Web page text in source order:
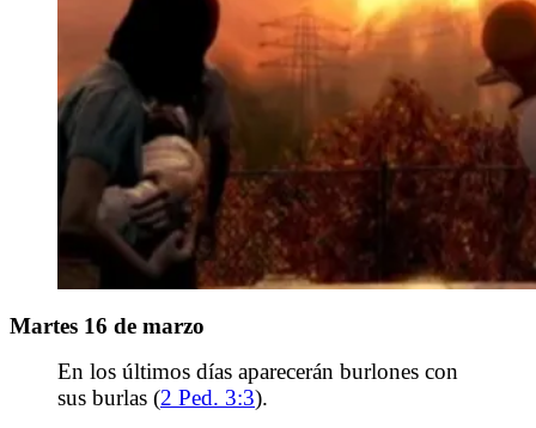
Martes 16 de marzo
En los últimos días aparecerán burlones con
sus burlas (2 Ped. 3:3).